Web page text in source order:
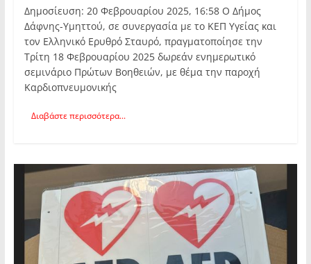
Δημοσίευση: 20 Φεβρουαρίου 2025, 16:58 Ο Δήμος
Δάφνης-Υμηττού, σε συνεργασία με το ΚΕΠ Υγείας και
τον Ελληνικό Ερυθρό Σταυρό, πραγματοποίησε την
Τρίτη 18 Φεβρουαρίου 2025 δωρεάν ενημερωτικό
σεμινάριο Πρώτων Βοηθειών, με θέμα την παροχή
Καρδιοπνευμονικής
Διαβάστε περισσότερα...